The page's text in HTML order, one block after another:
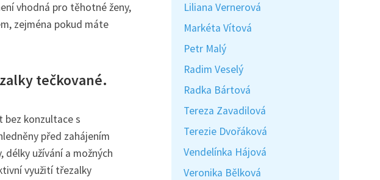
vhodná pro těhotné ženy,
zejména pokud máte
tečkované.
bez konzultace s
před zahájením
užívání a možných
využití třezalky
Liliana Vernerová
Markéta Vítová
Petr Malý
Radim Veselý
Radka Bártová
Tereza Zavadilová
Terezie Dvořáková
Vendelínka Hájová
Veronika Bělková